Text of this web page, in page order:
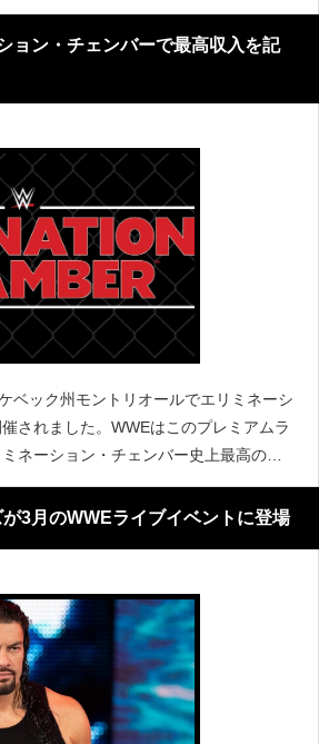
に挑戦することになります。🚨 BREAK
ョン・チェンバーで最高収入を記
ベック州モントリオールでエリミネーシ
されました。WWEはこのプレミアムラ
ネーション・チェンバー史上最高の興
なったことを明らかにしました。#WW
@Be
3月のWWEライブイベントに登場